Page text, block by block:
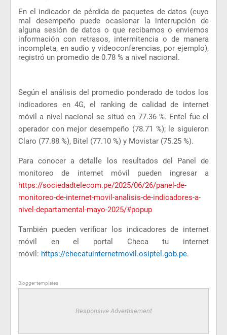
En el indicador de pérdida de paquetes de datos (cuyo
mal desempeño puede ocasionar la interrupción de
alguna sesión de datos o que recibamos o enviemos
información con retrasos, intermitencia o de manera
incompleta, en audio y videoconferencias, por ejemplo),
registró un promedio de 0.78 % a nivel nacional.
Según el análisis del promedio ponderado de todos los
indicadores en 4G, el ranking de calidad de internet
móvil a nivel nacional se situó en 77.36 %. Entel fue el
operador con mejor desempeño (78.71 %); le siguieron
Claro (77.88 %), Bitel (77.10 %) y Movistar (75.25 %).
Para conocer a detalle los resultados del Panel de
monitoreo de internet móvil pueden ingresar a
https://sociedadtelecom.pe/2025/06/26/panel-de-
monitoreo-de-internet-movil-analisis-de-indicadores-a-
nivel-departamental-mayo-2025/#popup
También pueden verificar los indicadores de internet
móvil en el portal Checa tu internet
móvil: https://checatuinternetmovil.osiptel.gob.pe.
Blogger templates
Responsive Advertisement